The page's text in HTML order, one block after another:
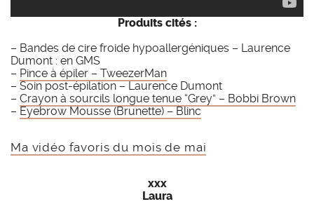
Produits cités :
– Bandes de cire froide hypoallergéniques – Laurence
Dumont : en GMS
– Pince à épiler – TweezerMan
– Soin post-épilation – Laurence Dumont
– Crayon à sourcils longue tenue “Grey” – Bobbi Brown
– Eyebrow Mousse (Brunette) – Blinc
Ma vidéo favoris du mois de mai
xxx
Laura